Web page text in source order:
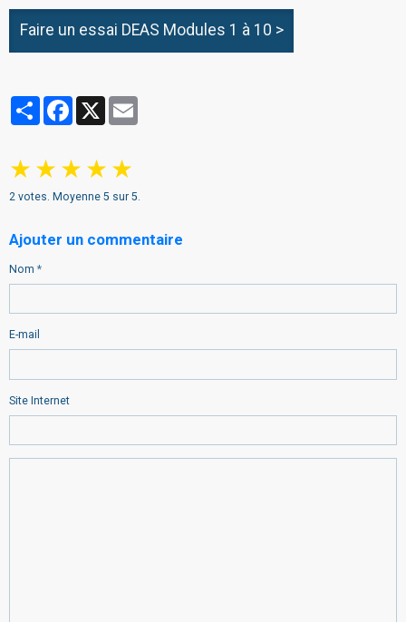
Faire un essai DEAS Modules 1 à 10 >
PartagerFacebook
X
★ ★ ★ ★ ★
2 votes. Moyenne 5 sur 5.
Ajouter un commentaire
Nom
E-mail
Site Internet